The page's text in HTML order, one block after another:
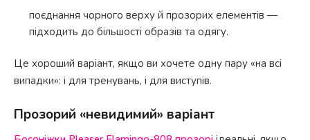
поєднання чорного верху й прозорих елементів —
підходить до більшості образів та одягу.
Це хороший варіант, якщо ви хочете одну пару «на всі
випадки»: і для тренувань, і для виступів.
Прозорий «невидимий» варіант